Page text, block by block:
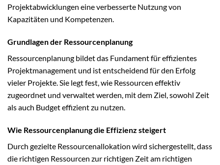
Projektabwicklungen eine verbesserte Nutzung von
Kapazitäten und Kompetenzen.
Grundlagen der Ressourcenplanung
Ressourcenplanung bildet das Fundament für effizientes
Projektmanagement und ist entscheidend für den Erfolg
vieler Projekte. Sie legt fest, wie Ressourcen effektiv
zugeordnet und verwaltet werden, mit dem Ziel, sowohl Zeit
als auch Budget effizient zu nutzen.
Wie Ressourcenplanung die Effizienz steigert
Durch gezielte Ressourcenallokation wird sichergestellt, dass
die richtigen Ressourcen zur richtigen Zeit am richtigen